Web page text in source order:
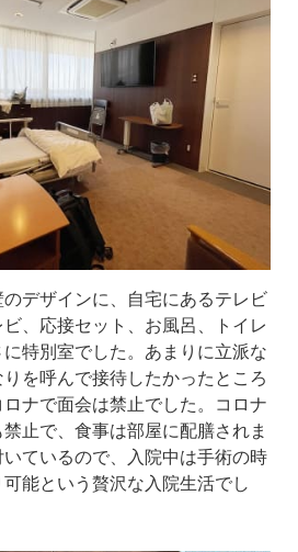
デザインに、自宅にあるテレビ
、応接セット、お風呂、トイレ
特別室でした。あまりに立派な
を呼んで接待したかったところ
ナで面会は禁止でした。コロナ
止で、食事は部屋に配膳されま
ているので、入院中は手術の時
能という贅沢な入院生活でし